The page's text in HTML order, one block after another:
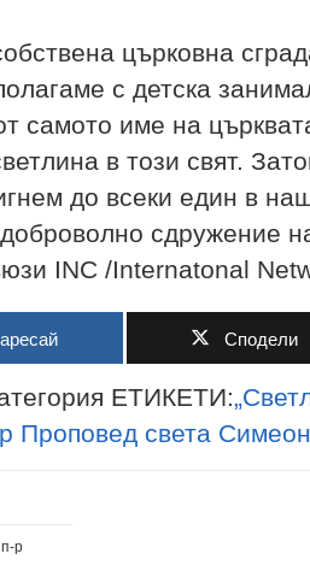
църковна
с детска
самото име на
в този свят.
до всеки един в
сдружение
INC /Internatonal
Сподели
ЕТИКЕТИ:
Проповед света
р